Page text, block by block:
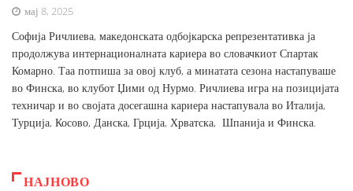
мај 8, 2025
Софија Ричлиева, македонската одбојкарска репрезентативка ја
продолжува интернационалната кариера во словачкиот Спартак
Комарно. Таа потпиша за овој клуб, а минатата сезона настапуваше
во Финска, во клубот Џими од Нурмо. Ричлиева игра на позицијата
техничар и во својата досегашна кариера настапувала во Италија,
Турција, Косово, Данска, Грција, Хрватска, Шпанија и Финска.
НАЈНОВО